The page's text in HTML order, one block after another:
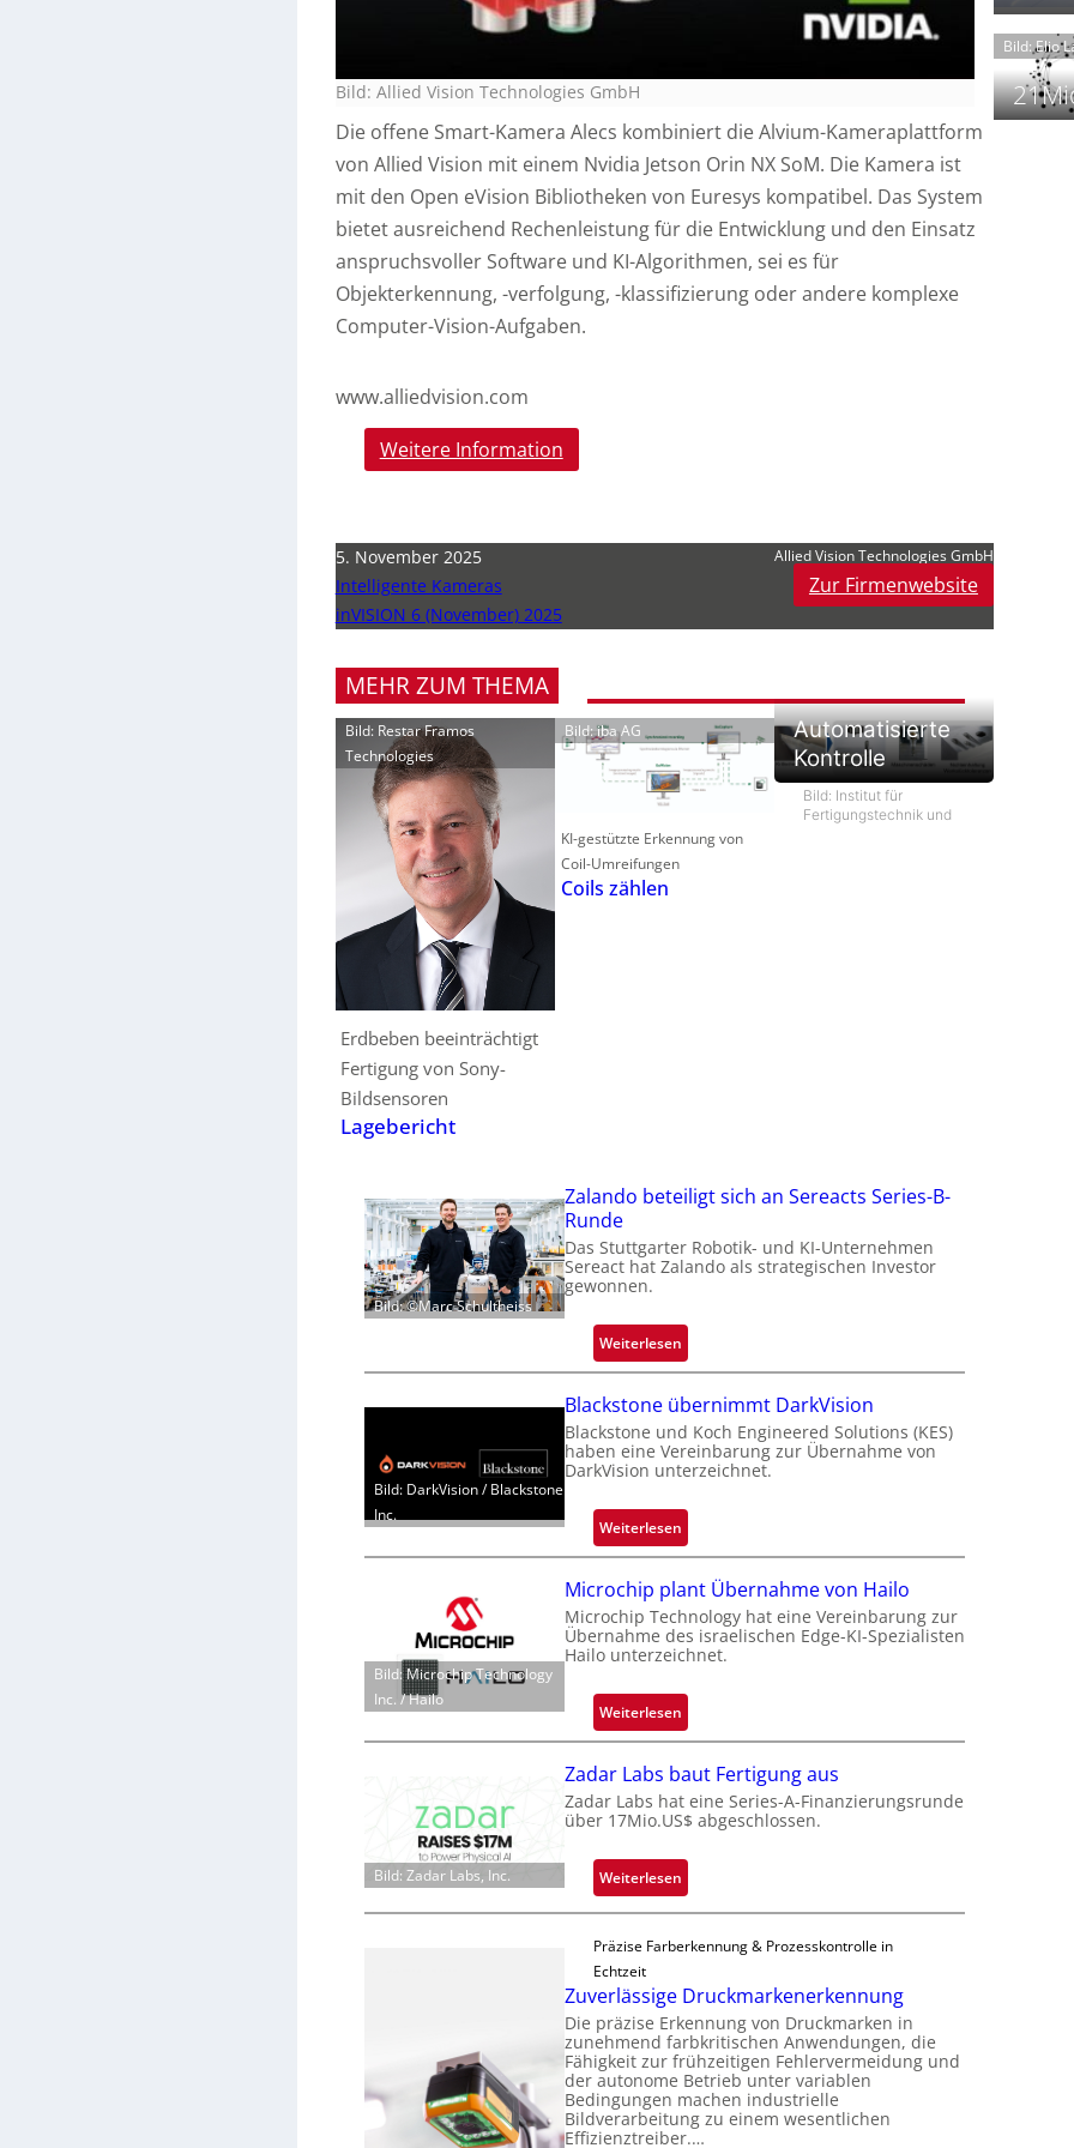
Bild: Allied Vision Technologies GmbH
Die offene Smart-Kamera Alecs kombiniert die Alvium-Kameraplattform
von Allied Vision mit einem Nvidia Jetson Orin NX SoM. Die Kamera ist
mit den Open eVision Bibliotheken von Euresys kompatibel. Das System
bietet ausreichend Rechenleistung für die Entwicklung und den Einsatz
anspruchsvoller Software und KI-Algorithmen, sei es für
Objekterkennung, -verfolgung, -klassifizierung oder andere komplexe
Computer-Vision-Aufgaben.
www.alliedvision.com
Weitere Information
5. November 2025
Intelligente Kameras
inVISION 6 (November) 2025
Allied Vision Technologies GmbH
Zur Firmenwebsite
MEHR ZUM THEMA
Bild: Restar Framos
Technologies
Erdbeben beeinträchtigt
Fertigung von Sony-
Bildsensoren
Lagebericht
Bild: iba AG
KI-gestützte Erkennung von
Coil-Umreifungen
Coils zählen
Automatisierte
Kontrolle
Bild: Institut für
Fertigungstechnik und
Bild: ©Marc Schultheiss
Zalando beteiligt sich an Sereacts Series-B-
Runde
Das Stuttgarter Robotik- und KI-Unternehmen
Sereact hat Zalando als strategischen Investor
gewonnen.
Weiterlesen:
Z
a
l
a
n
o
b
t
e
i
i
g
t
s
i
c
n
S
e
e
a
c
t
s
S
Bild: DarkVision / Blackstone
Inc.
Blackstone übernimmt DarkVision
Blackstone und Koch Engineered Solutions (KES)
haben eine Vereinbarung zur Übernahme von
DarkVision unterzeichnet.
Weiterlesen:
B
a
c
k
o
e
ü
b
r
m
t
D
a
r
k
V
Bild: Microchip Technology
Inc. / Hailo
Microchip plant Übernahme von Hailo
Microchip Technology hat eine Vereinbarung zur
Übernahme des israelischen Edge-KI-Spezialisten
Hailo unterzeichnet.
Weiterlesen:
M
c
r
c
h
i
l
n
t
Ü
b
e
Bild: Zadar Labs, Inc.
Zadar Labs baut Fertigung aus
Zadar Labs hat eine Series-A-Finanzierungsrunde
über 17Mio.US$ abgeschlossen.
Weiterlesen:
Z
d
r
L
a
b
s
b
Präzise Farberkennung & Prozesskontrolle in
Echtzeit
Zuverlässige Druckmarkenerkennung
Die präzise Erkennung von Druckmarken in
zunehmend farbkritischen Anwendungen, die
Fähigkeit zur frühzeitigen Fehlervermeidung und
der autonome Betrieb unter variablen
Bedingungen machen industrielle
Bildverarbeitung zu einem wesentlichen
Effizienztreiber.…
r
r
s
Bild: Elio